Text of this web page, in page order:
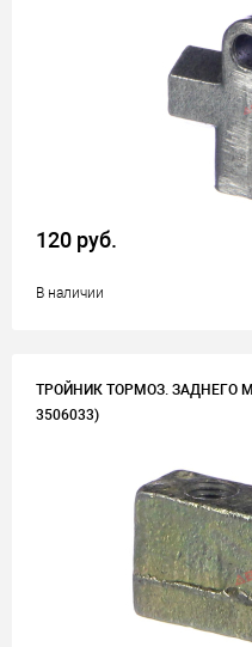
120 руб.
В наличии
ТРОЙНИК ТОРМОЗ. ЗАДНЕГО
3506033)